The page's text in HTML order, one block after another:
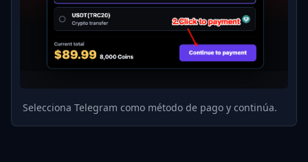
Selecciona Telegram como método de pago y continúa.